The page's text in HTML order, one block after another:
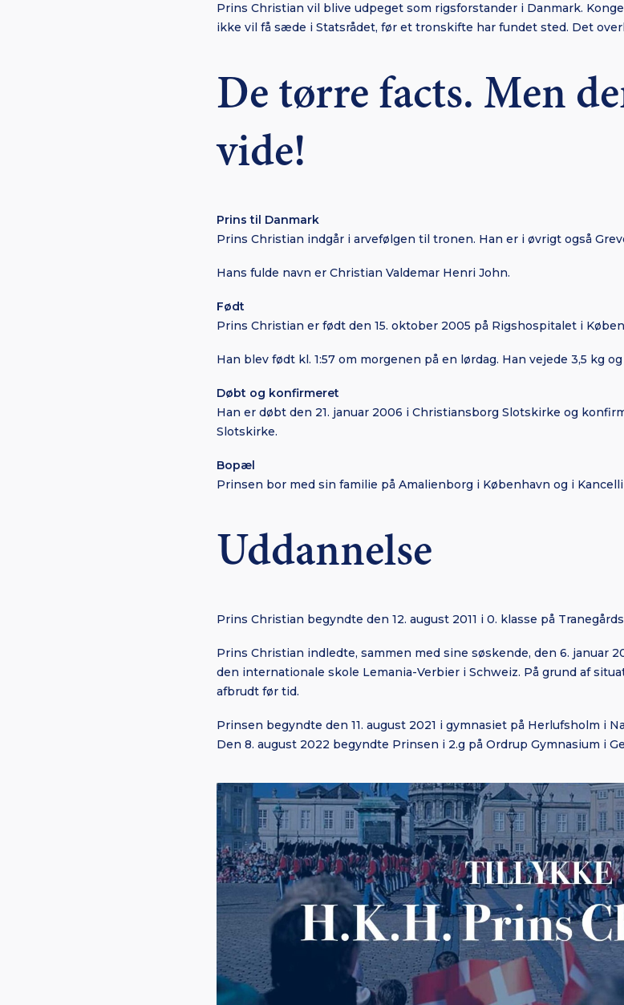
Prins Christian vil blive udpeget som rigsforstander i Danmark.
ikke vil få sæde i Statsrådet, før et tronskifte har fundet sted. Det
De tørre facts. Men
vide!
Prins til Danmark
Prins Christian indgår i arvefølgen til tronen. Han er i øvrigt også
Hans fulde navn er Christian Valdemar Henri John.
Født
Prins Christian er født den 15. oktober 2005 på Rigshospitalet i
Han blev født kl. 1:57 om morgenen på en lørdag. Han vejede 3,5 kg og
Døbt og konfirmeret
Han er døbt den 21. januar 2006 i Christiansborg Slotskirke og
Slotskirke.
Bopæl
Prinsen bor med sin familie på Amalienborg i København og i
Uddannelse
Prins Christian begyndte den 12. august 2011 i 0. klasse på
Prins Christian indledte, sammen med sine søskende, den 6. januar
den internationale skole Lemania-Verbier i Schweiz. På grund af
afbrudt før tid.
Prinsen begyndte den 11. august 2021 i gymnasiet på Herlufsholm i
Den 8. august 2022 begyndte Prinsen i 2.g på Ordrup Gymnasium i